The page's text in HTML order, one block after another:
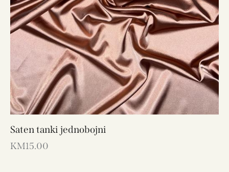
Saten tanki jednobojni
KM15.00